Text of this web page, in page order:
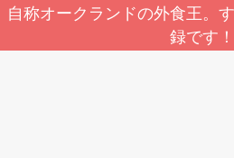
自称オークランドの外食王。
録です！